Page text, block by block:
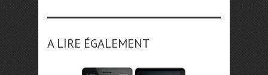
A LIRE ÉGALEMENT